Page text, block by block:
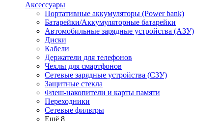
Аксессуары
Портативные аккумуляторы (Power bank)
Батарейки/Аккумуляторные батарейки
Автомобильные зарядные устройства (АЗУ)
Диски
Кабели
Держатели для телефонов
Чехлы для смартфонов
Сетевые зарядные устройства (СЗУ)
Защитные стекла
Флеш-накопители и карты памяти
Переходники
Сетевые фильтры
Ещё 8